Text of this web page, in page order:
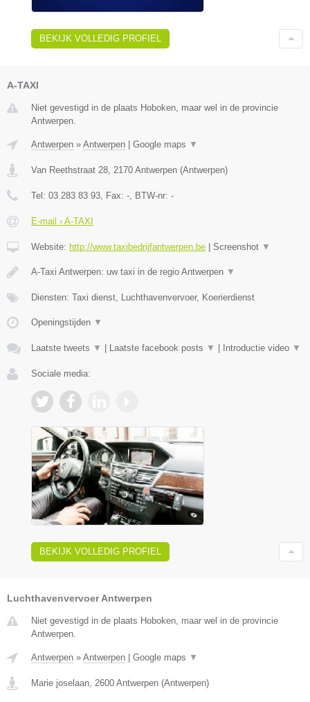
BEKIJK VOLLEDIG PROFIEL
A-TAXI
Niet gevestigd in de plaats Hoboken, maar wel in de provincie
Antwerpen.
Antwerpen » Antwerpen Google maps ▼
Van Reethstraat 28, 2170 Antwerpen (Antwerpen)
Tel: 03 283 83 93, Fax: -, BTW-nr: -
E-mail › A-TAXI
Website: http://www.taxibedrijfantwerpen.be Screenshot ▼
A-Taxi Antwerpen: uw taxi in de regio Antwerpen ▼
Diensten: Taxi dienst, Luchthavenvervoer, Koerierdienst
Openingstijden ▼
Laatste tweets ▼ Laatste facebook posts ▼ Introductie video ▼
Sociale media:
BEKIJK VOLLEDIG PROFIEL
Luchthavenvervoer Antwerpen
Niet gevestigd in de plaats Hoboken, maar wel in de provincie
Antwerpen.
Antwerpen » Antwerpen Google maps ▼
Marie joselaan 2600 Antwerpen (Antwerpen)